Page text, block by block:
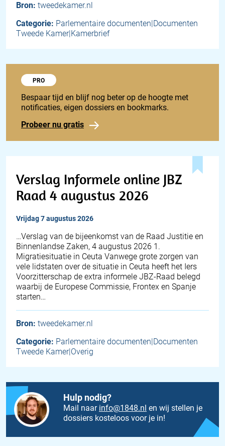
Bron: tweedekamer.nl
Categorie: Parlementaire documenten|Documenten
Tweede Kamer|Kamerbrief
Probeer 1848 Pro
PRO
Bespaar tijd en blijf nog beter op de hoogte met
notificaties, eigen dossiers en bookmarks.
Probeer nu gratis
Verslag Informele online JBZ
Raad 4 augustus 2026
vrijdag 7 augustus 2026
… Verslag van de bijeenkomst van de Raad Justitie en
Binnenlandse Zaken, 4 augustus 2026 1.
Migratiesituatie in Ceuta Vanwege grote zorgen van
vele lidstaten over de situatie in Ceuta heeft het Iers
Voorzitterschap de extra informele JBZ-Raad belegd
waarbij de Europese Commissie, Frontex en Spanje
starten…
Bron: tweedekamer.nl
Categorie: Parlementaire documenten|Documenten
Tweede Kamer|Overig
Hulp nodig?
Mail naar info@1848.nl en wij stellen je
dossiers kosteloos voor je in!